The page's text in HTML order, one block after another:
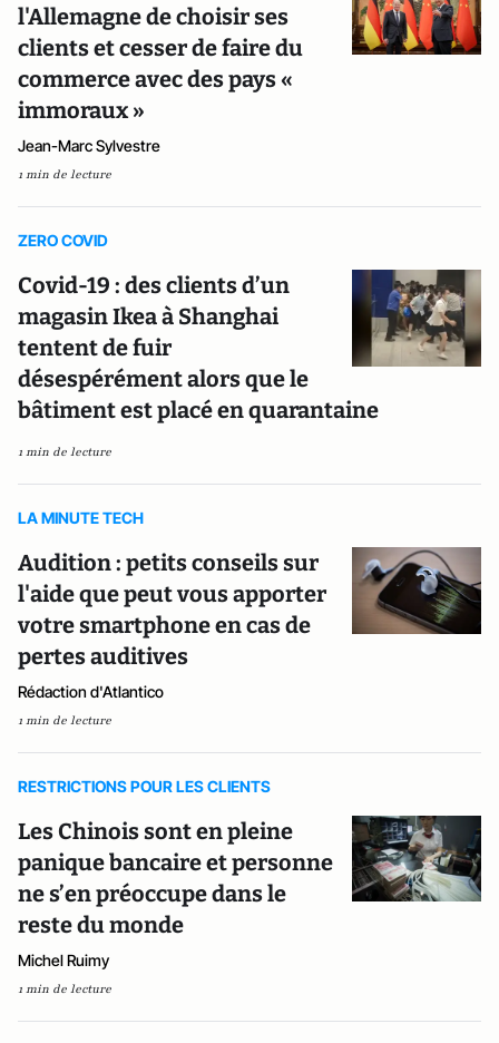
l'Allemagne de choisir ses
clients et cesser de faire du
commerce avec des pays «
immoraux »
Jean-Marc Sylvestre
1 min de lecture
ZERO COVID
Covid-19 : des clients d’un
magasin Ikea à Shanghai
tentent de fuir
désespérément alors que le
bâtiment est placé en quarantaine
1 min de lecture
LA MINUTE TECH
Audition : petits conseils sur
l'aide que peut vous apporter
votre smartphone en cas de
pertes auditives
Rédaction d'Atlantico
1 min de lecture
RESTRICTIONS POUR LES CLIENTS
Les Chinois sont en pleine
panique bancaire et personne
ne s’en préoccupe dans le
reste du monde
Michel Ruimy
1 min de lecture